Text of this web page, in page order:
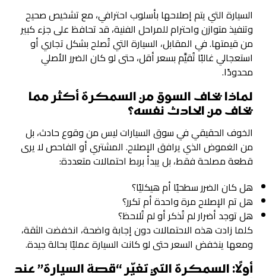
السيارة التي يتم إصلاحها بأسلوب احترافي، مع تشخيص صحيح
وتنفيذ متوازن واحترام للمراحل الفنية، قد تحافظ على جزء كبير
من قيمتها. في المقابل، السيارة التي تُصلح بشكل تجاري أو
استعجالي غالبًا تُقيَّم بسعر أقل، حتى لو كان الضرر الأصلي
محدودًا.
لماذا يخاف السوق من السمكرة أكثر مما
يخاف من الحادث نفسه؟
الخوف الحقيقي في سوق السيارات ليس من وقوع حادث، بل
من الغموض الذي يرافق الإصلاح. المشتري أو الفاحص لا يرى
قطعة مصلحة فقط، بل يبدأ بربط احتمالات متعددة:
هل كان الضرر سطحيًا أم هيكليًا؟
هل تم الإصلاح مرة واحدة أم تكرر؟
هل توجد أضرار لم تُذكر أو لم تُلاحظ؟
كلما زادت هذه الاحتمالات دون إجابة واضحة، انخفضت الثقة،
ومعها ينخفض السعر حتى لو كانت السيارة عمليًا بحالة جيدة.
أولًا: السمكرة التي تغيّر “قصة السيارة” عند